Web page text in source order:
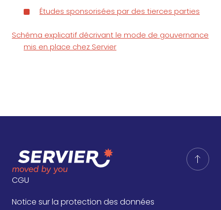
Études sponsorisées par des tierces parties
Schéma explicatif décrivant le mode de gouvernance
mis en place chez Servier
CGU
Notice sur la protection des données